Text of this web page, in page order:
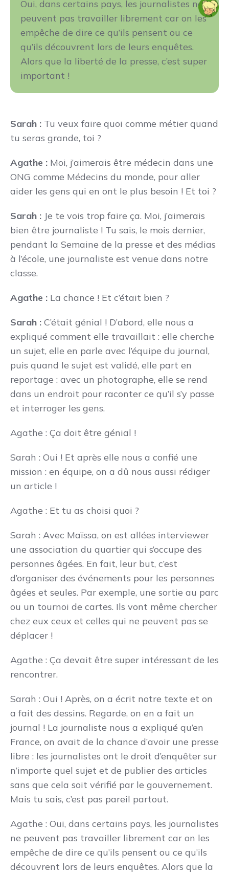
Oui, dans certains pays, les journalistes ne
peuvent pas travailler librement car on les
empêche de dire ce qu’ils pensent ou ce
qu’ils découvrent lors de leurs enquêtes.
Alors que la liberté de la presse, c’est super
important !
Sarah : Tu veux faire quoi comme métier quand
tu seras grande, toi ?
Agathe : Moi, j’aimerais être médecin dans une
ONG comme Médecins du monde, pour aller
aider les gens qui en ont le plus besoin ! Et toi ?
Sarah : Je te vois trop faire ça. Moi, j’aimerais
bien être journaliste ! Tu sais, le mois dernier,
pendant la Semaine de la presse et des médias
à l’école, une journaliste est venue dans notre
classe.
Agathe : La chance ! Et c’était bien ?
Sarah : C’était génial ! D’abord, elle nous a
expliqué comment elle travaillait : elle cherche
un sujet, elle en parle avec l’équipe du journal,
puis quand le sujet est validé, elle part en
reportage : avec un photographe, elle se rend
dans un endroit pour raconter ce qu’il s’y passe
et interroger les gens.
Agathe : Ça doit être génial !
Sarah : Oui ! Et après elle nous a confié une
mission : en équipe, on a dû nous aussi rédiger
un article !
Agathe : Et tu as choisi quoi ?
Sarah : Avec Maïssa, on est allées interviewer
une association du quartier qui s’occupe des
personnes âgées. En fait, leur but, c’est
d’organiser des événements pour les personnes
âgées et seules. Par exemple, une sortie au parc
ou un tournoi de cartes. Ils vont même chercher
chez eux ceux et celles qui ne peuvent pas se
déplacer !
Agathe : Ça devait être super intéressant de les
rencontrer.
Sarah : Oui ! Après, on a écrit notre texte et on
a fait des dessins. Regarde, on en a fait un
journal ! La journaliste nous a expliqué qu’en
France, on avait de la chance d’avoir une presse
libre : les journalistes ont le droit d’enquêter sur
n’importe quel sujet et de publier des articles
sans que cela soit vérifié par le gouvernement.
Mais tu sais, c’est pas pareil partout.
Agathe : Oui, dans certains pays, les journalistes
ne peuvent pas travailler librement car on les
empêche de dire ce qu’ils pensent ou ce qu’ils
découvrent lors de leurs enquêtes. Alors que la